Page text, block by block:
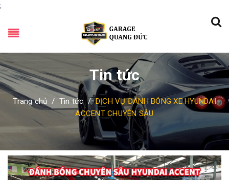
;
Tin tức
Trang chủ / Tin tức / DỊCH VỤ ĐÁNH BÓNG XE HYUNDAI
ACCENT CHUYÊN SÂU